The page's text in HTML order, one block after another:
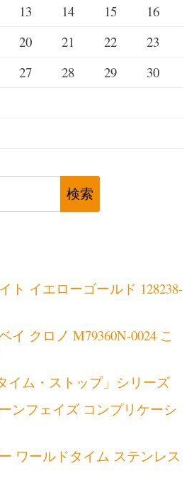
ー
計
ど
13 14 15
16
20 21 22
23
27 28 29
30
ト イエローゴールド 128238-
イ クロノ M79360N-0024 こ
イム・ストップ」シリーズ
ンフェイズ コンプリケーシ
ワールドタイム ステンレス